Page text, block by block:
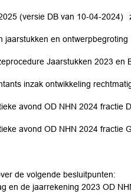
(versie DB van 10-04-2024)
jaarstukken en ontwerpbegroting
Jaarstukken 2023 en
inzak ontwikkeling
avond OD NHN 2024 fractie
avond OD NHN 2024 fractie
de volgende besluitpunten:
en de jaarrekening 2023 OD